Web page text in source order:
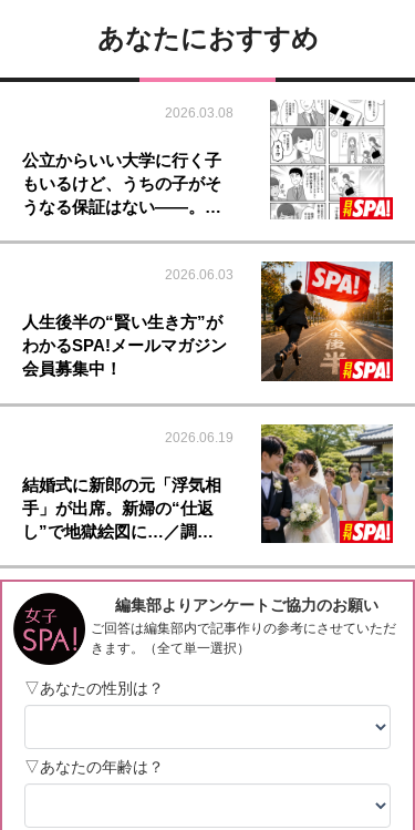
あなたにおすすめ
2026.03.08
公立からいい大学に行く子
もいるけど、うちの子がそ
うなる保証はない――。…
2026.06.03
人生後半の“賢い生き方”が
わかるSPA!メールマガジン
会員募集中！
2026.06.19
結婚式に新郎の元「浮気相
手」が出席。新婦の“仕返
し”で地獄絵図に…／調…